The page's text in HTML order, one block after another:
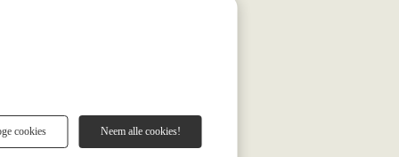
cookies Neem alle cookies!